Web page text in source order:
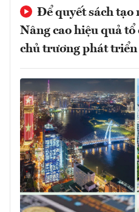
Để quyết sách tạo
Nâng cao hiệu quả tổ
chủ trương phát